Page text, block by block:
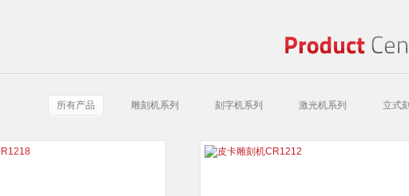
所有产品 雕刻机系列 刻字机系列 激光机系列 立式